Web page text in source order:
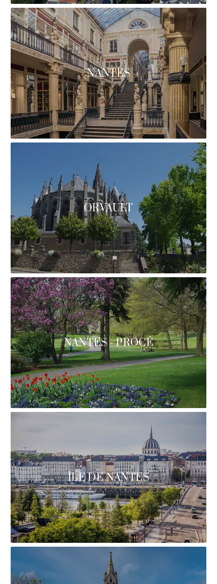
NANTES
ORVAULT
NANTES - PROCÉ
ÎLE DE NANTES